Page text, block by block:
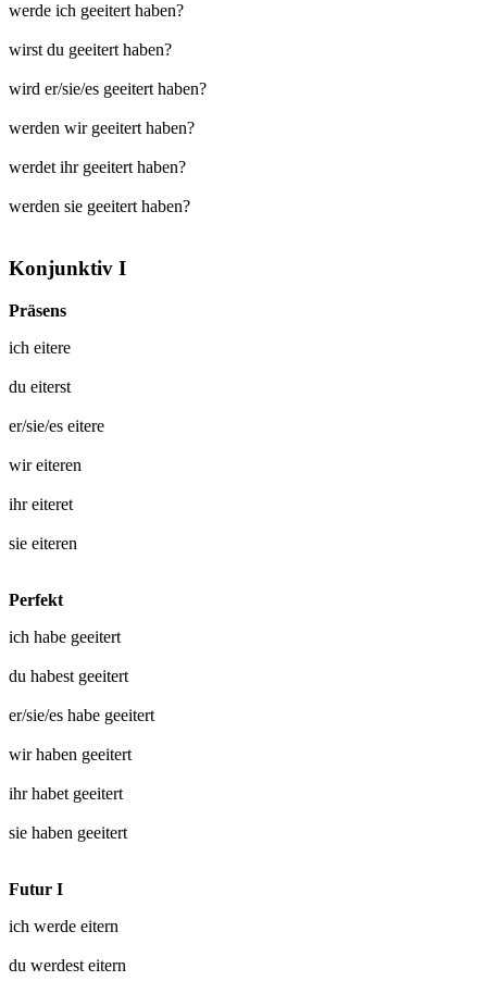
werde ich geeitert haben?
wirst du geeitert haben?
wird er/sie/es geeitert haben?
werden wir geeitert haben?
werdet ihr geeitert haben?
werden sie geeitert haben?
Konjunktiv I
Präsens
ich eitere
du eiterst
er/sie/es eitere
wireiteren
ihreiteret
sie eiteren
Perfekt
ich habe geeitert
du habest geeitert
er/sie/es habe geeitert
wir haben geeitert
ihr habet geeitert
sie haben geeitert
Futur I
ich werde eitern
du werdest eitern